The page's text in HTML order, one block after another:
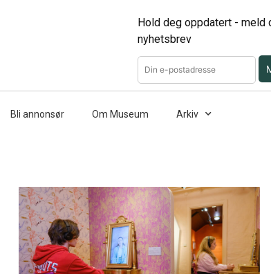
Hold deg oppdatert - meld
nyhetsbrev
Bli annonsør Om Museum Arkiv